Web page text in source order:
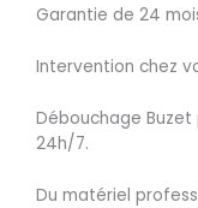
Garantie de 24
Intervention chez
Débouchage
24h/7.
Du matériel